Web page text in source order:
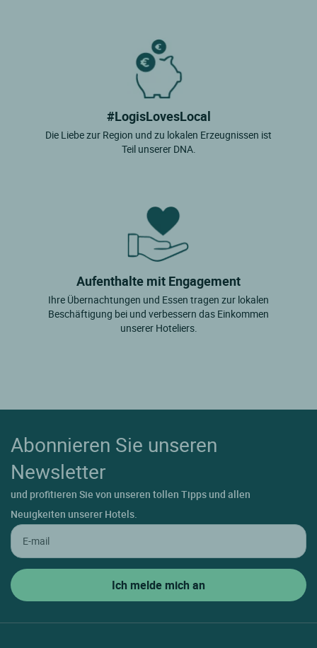
#LogisLovesLocal
Die Liebe zur Region und zu lokalen Erzeugnissen ist
Teil unserer DNA.
Aufenthalte mit Engagement
Ihre Übernachtungen und Essen tragen zur lokalen
Beschäftigung bei und verbessern das Einkommen
unserer Hoteliers.
Abonnieren Sie unseren
Newsletter
und profitieren Sie von unseren tollen Tipps und allen
Neuigkeiten unserer Hotels.